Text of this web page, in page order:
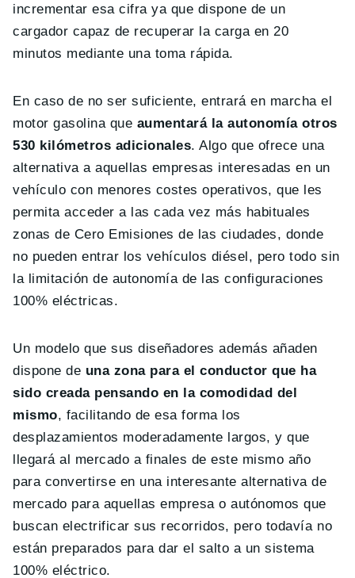
incrementar esa cifra ya que dispone de un
cargador capaz de recuperar la carga en 20
minutos mediante una toma rápida.
En caso de no ser suficiente, entrará en marcha el
motor gasolina que aumentará la autonomía otros
530 kilómetros adicionales. Algo que ofrece una
alternativa a aquellas empresas interesadas en un
vehículo con menores costes operativos, que les
permita acceder a las cada vez más habituales
zonas de Cero Emisiones de las ciudades, donde
no pueden entrar los vehículos diésel, pero todo sin
la limitación de autonomía de las configuraciones
100% eléctricas.
Un modelo que sus diseñadores además añaden
dispone de una zona para el conductor que ha
sido creada pensando en la comodidad del
mismo, facilitando de esa forma los
desplazamientos moderadamente largos, y que
llegará al mercado a finales de este mismo año
para convertirse en una interesante alternativa de
mercado para aquellas empresa o autónomos que
buscan electrificar sus recorridos, pero todavía no
están preparados para dar el salto a un sistema
100% eléctrico.